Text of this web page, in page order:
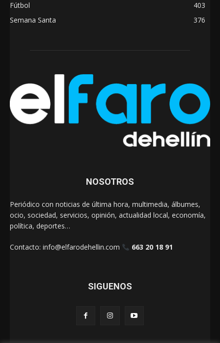
Fútbol
403
Semana Santa
376
NOSOTROS
Periódico con noticias de última hora, multimedia, álbumes,
ocio, sociedad, servicios, opinión, actualidad local, economía,
política, deportes…
Contacto: info@elfarodehellin.com 663 20 18 91
SIGUENOS